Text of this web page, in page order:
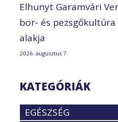
Elhunyt Garamvári
bor- és
alakja
2026. augusztus 7.
KATEGÓRIÁK
EGÉSZSÉG